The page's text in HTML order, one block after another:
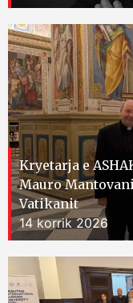
Kryetarja e
Mauro
Vatikanit
14 korrik 2026